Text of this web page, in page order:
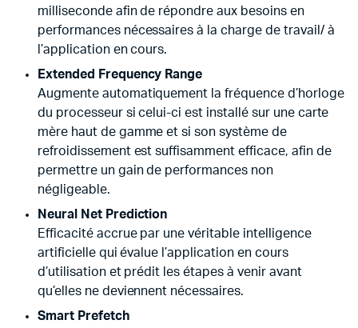
milliseconde afin de répondre aux besoins en
performances nécessaires à la charge de travail/ à
l’application en cours.
Extended Frequency Range
Augmente automatiquement la fréquence d’horloge
du processeur si celui-ci est installé sur une carte
mère haut de gamme et si son système de
refroidissement est suffisamment efficace, afin de
permettre un gain de performances non
négligeable.
Neural Net Prediction
Efficacité accrue par une véritable intelligence
artificielle qui évalue l’application en cours
d’utilisation et prédit les étapes à venir avant
qu’elles ne deviennent nécessaires.
Smart Prefetch